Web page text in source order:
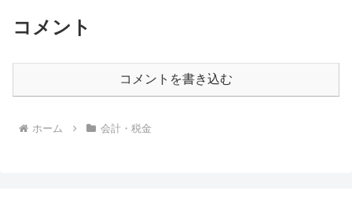
コメント
コメントを書き込む
ホーム 会計・税金